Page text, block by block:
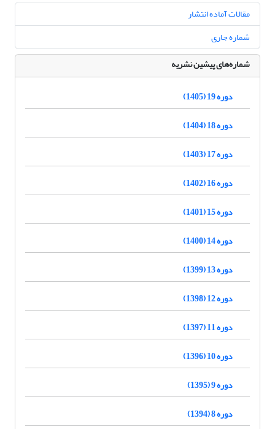
مقالات آماده انتشار
شماره جاری
شماره‌های پیشین نشریه
دوره 19 (1405)
دوره 18 (1404)
دوره 17 (1403)
دوره 16 (1402)
دوره 15 (1401)
دوره 14 (1400)
دوره 13 (1399)
دوره 12 (1398)
دوره 11 (1397)
دوره 10 (1396)
دوره 9 (1395)
دوره 8 (1394)